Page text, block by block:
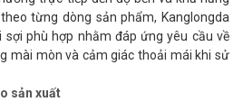
từng dòng sản phẩm, Kanglongda
sợi phù hợp nhằm đáp ứng yêu cầu về
mài mòn và cảm giác thoải mái khi sử
sản xuất